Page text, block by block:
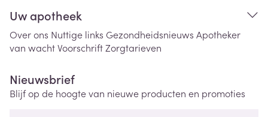
Uw apotheek
Over ons Nuttige links Gezondheidsnieuws Apotheker
van wachtVoorschriftZorgtarieven
Nieuwsbrief
Blijf op de hoogte van nieuwe producten en promoties